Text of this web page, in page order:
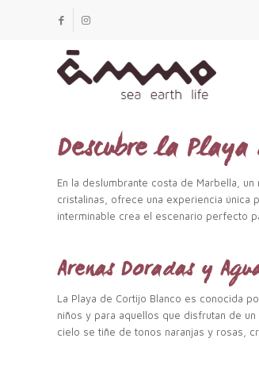
Descubre la
En la deslumbrante costa de Marbella,
cristalinas, ofrece una experiencia única
interminable crea el escenario perfecto
Arenas Doradas y
La Playa de Cortijo Blanco es conocida
niños y para aquellos que disfrutan de
cielo se tiñe de tonos naranjas y rosas,